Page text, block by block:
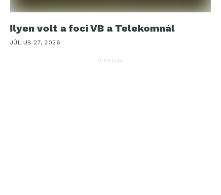
Ilyen volt a foci VB a Telekomnál
JÚLIUS 27, 2026
HIRDETÉS